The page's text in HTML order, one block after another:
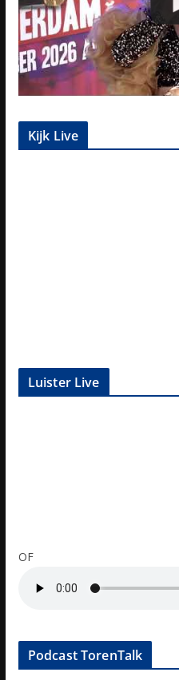
Kijk Live
Luister Live
OF
Podcast TorenTalk